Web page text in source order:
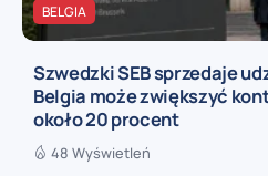
BELGIA
Szwedzki SEB sprzedaje
Belgia może zwiększyć
około 20 procent
48 Wyświetleń